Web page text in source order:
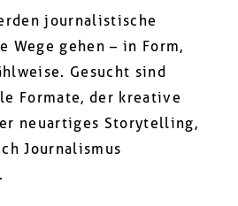
journalistische
Wege gehen – in Form,
Gesucht sind
Formate, der kreative
neuartiges Storytelling,
Journalismus